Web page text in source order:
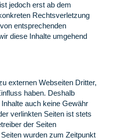
jedoch erst ab dem
Rechtsverletzung
entsprechenden
diese Inhalte umgehend
externen Webseiten Dritter,
haben. Deshalb
auch keine Gewähr
verlinkten Seiten ist stets
der Seiten
wurden zum Zeitpunkt